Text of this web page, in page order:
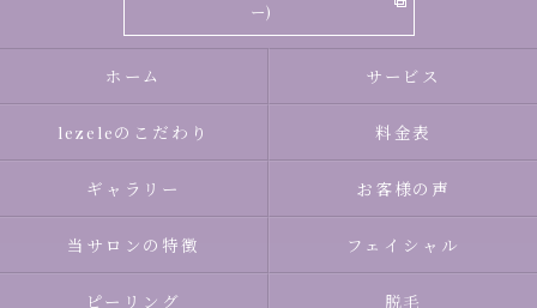
ー)
ホーム サービス
lezeleのこだわり 料金表
ギャラリー お客様の声
当サロンの特徴 フェイシャル
ピーリング 脱毛